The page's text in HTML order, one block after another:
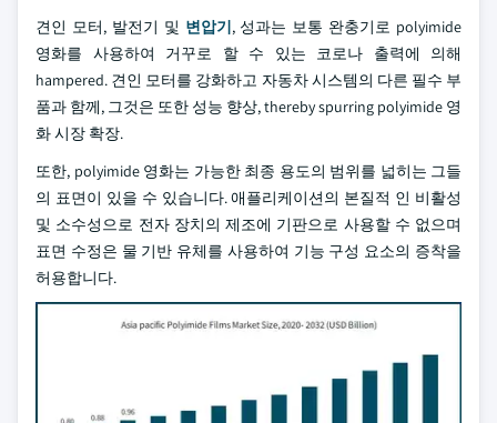
견인 모터, 발전기 및 변압기, 성과는 보통 완충기로 polyimide
영화를 사용하여 거꾸로 할 수 있는 코로나 출력에 의해
hampered. 견인 모터를 강화하고 자동차 시스템의 다른 필수 부
품과 함께, 그것은 또한 성능 향상, thereby spurring polyimide 영
화 시장 확장.
또한, polyimide 영화는 가능한 최종 용도의 범위를 넓히는 그들
의 표면이 있을 수 있습니다. 애플리케이션의 본질적 인 비활성
및 소수성으로 전자 장치의 제조에 기판으로 사용할 수 없으며
표면 수정은 물 기반 유체를 사용하여 기능 구성 요소의 증착을
허용합니다.